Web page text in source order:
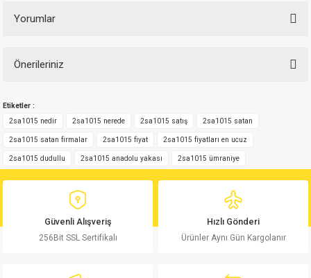
Yorumlar
Önerileriniz
yetersiz gördüğünüz noktaları öneri formunu kullanarak tarafımıza
iletebilirsiniz.
Görüş ve önerileriniz için teşekkür ederiz.
Ürün resmi kalitesiz, bozuk veya görüntülenemiyor.
Ürün açıklamasında eksik bilgiler bulunuyor.
Ürün bilgilerinde hatalar bulunuyor.
Ürün fiyatı diğer sitelerden daha pahalı.
Etiketler :
2sa1015 nedir
2sa1015 nerede 2sa1015 satış 2sa1015 satan
2sa1015 satan firmalar 2sa1015 fiyat 2sa1015 fiyatları en ucuz
2sa1015 dudullu 2sa1015 anadolu yakası 2sa1015 ümraniye
Güvenli Alışveriş
256Bit SSL Sertifikalı
Hızlı Gönderi
Ürünler Aynı Gün Kargolanır